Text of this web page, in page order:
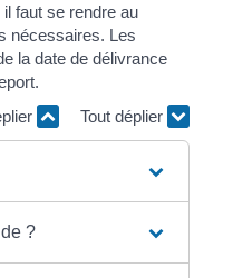
faut se rendre au
nécessaires. Les
la date de délivrance
Tout déplier
?